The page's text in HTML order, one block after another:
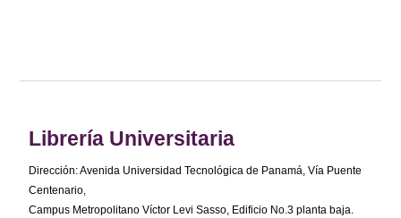
Librería Universitaria
Dirección: Avenida Universidad Tecnológica de Panamá, Vía Puente
Centenario,
Campus Metropolitano Víctor Levi Sasso, Edificio No.3 planta baja.